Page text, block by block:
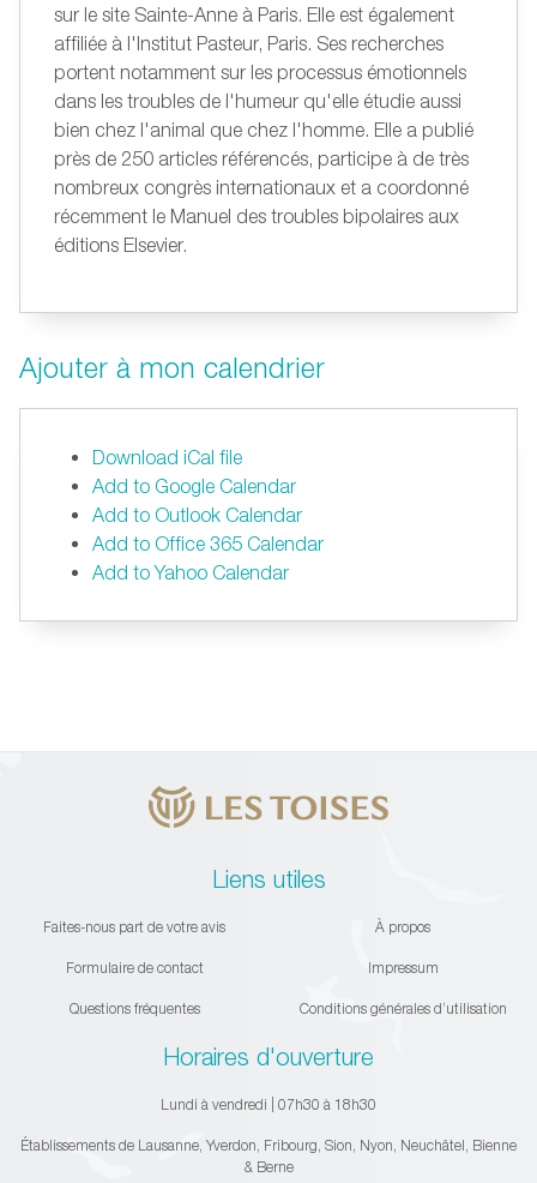
sur le site Sainte-Anne à Paris. Elle est également
affiliée à l'Institut Pasteur, Paris. Ses recherches
portent notamment sur les processus émotionnels
dans les troubles de l'humeur qu'elle étudie aussi
bien chez l'animal que chez l'homme. Elle a publié
près de 250 articles référencés, participe à de très
nombreux congrès internationaux et a coordonné
récemment le Manuel des troubles bipolaires aux
éditions Elsevier.
Ajouter à mon calendrier
Download iCal file
Add to Google Calendar
Add to Outlook Calendar
Add to Office 365 Calendar
Add to Yahoo Calendar
Liens utiles
Faites-nous part de votre avis
Formulaire de contact
Questions fréquentes
À propos
Impressum
Conditions générales d’utilisation
Horaires d'ouverture
Lundi à vendredi | 07h30 à 18h30
Établissements de Lausanne, Yverdon, Fribourg, Sion, Nyon, Neuchâtel, Bienne
& Berne